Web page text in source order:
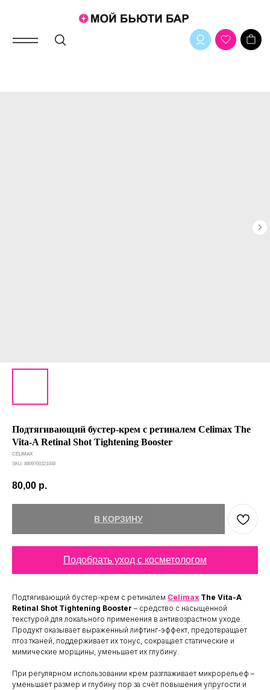
Подтягивающий бустер-крем с ретиналем Celimax The
Vita-A Retinal Shot Tightening Booster
CELIMAX
SKU: 8809700321048
80,00 р.
В КОРЗИНУ
Подобрать уход с косметологом
Подтягивающий бустер-крем с ретиналем Celimax The Vita-A
Retinal Shot Tightening Booster – средство с насыщенной
текстурой для локального применения в антивозрастном уходе.
Продукт оказывает выраженный лифтинг-эффект, предотвращает
птоз тканей, поддерживает их тонус, сокращает статические и
мимические морщины, уменьшает их глубину.
При регулярном использовании крем разглаживает микрорельеф –
уменьшает размер и глубину пор за счёт повышения упругости и